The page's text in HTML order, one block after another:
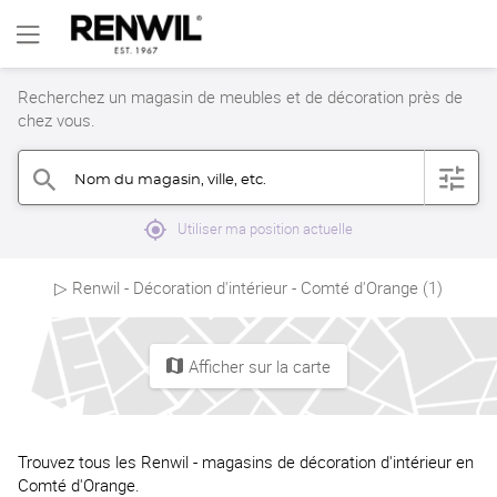
Recherchez un magasin de meubles et de décoration près de
chez vous.
search Nom du magasin, ville, etc. filter
mylocation Utiliser ma position actuelle
▷ Renwil - Décoration d'intérieur - Comté d'Orange (1)
map Afficher sur la carte
Trouvez tous les Renwil - magasins de décoration d'intérieur en
Comté d'Orange.